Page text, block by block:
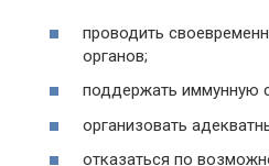
проводить
органов;
поддержать иммунную
организовать
отказаться по